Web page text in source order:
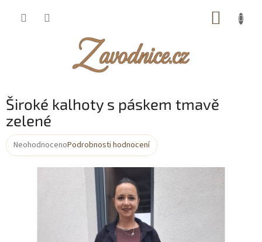
Široké kalhoty s páskem tmavě
zelené
Průměrné
NeohodnocenoPodrobnosti hodnocení